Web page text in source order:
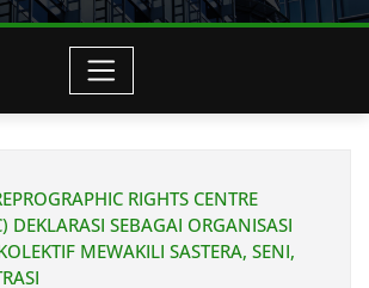
RIGHTS CENTRE
DEKLARASI SEBAGAI ORGANISASI
MEWAKILI SASTERA, SENI,